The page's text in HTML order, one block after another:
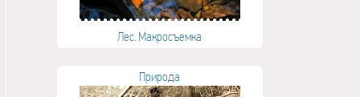
Лес. Макросъемка
Природа